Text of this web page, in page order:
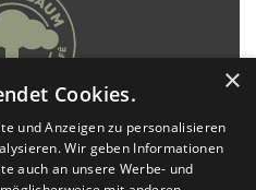
×
Cookies.
und Anzeigen zu personalisieren
Wir geben Informationen
auch an unsere Werbe- und